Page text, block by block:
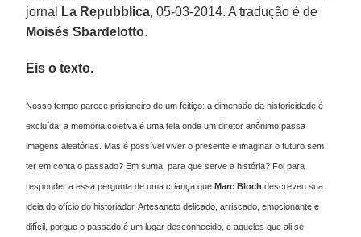
jornal
La Repubblica, 05-03-2014. A tradução é de
Moisés Sbardelotto.
Eis o texto.
Nosso tempo parece prisioneiro de um feitiço: a dimensão da historicidade é
excluída, a memória coletiva é uma tela onde um diretor anônimo passa
imagens aleatórias. Mas é possível viver o presente e imaginar o futuro sem
ter em conta o passado? Em suma, para que serve a história? Foi para
responder a essa pergunta de uma criança queMarc Bloch descreveu sua
ideia do ofício do historiador. Artesanato delicado, arriscado, emocionante e
difícil, porque o passado é um lugar desconhecido, e aqueles que ali se